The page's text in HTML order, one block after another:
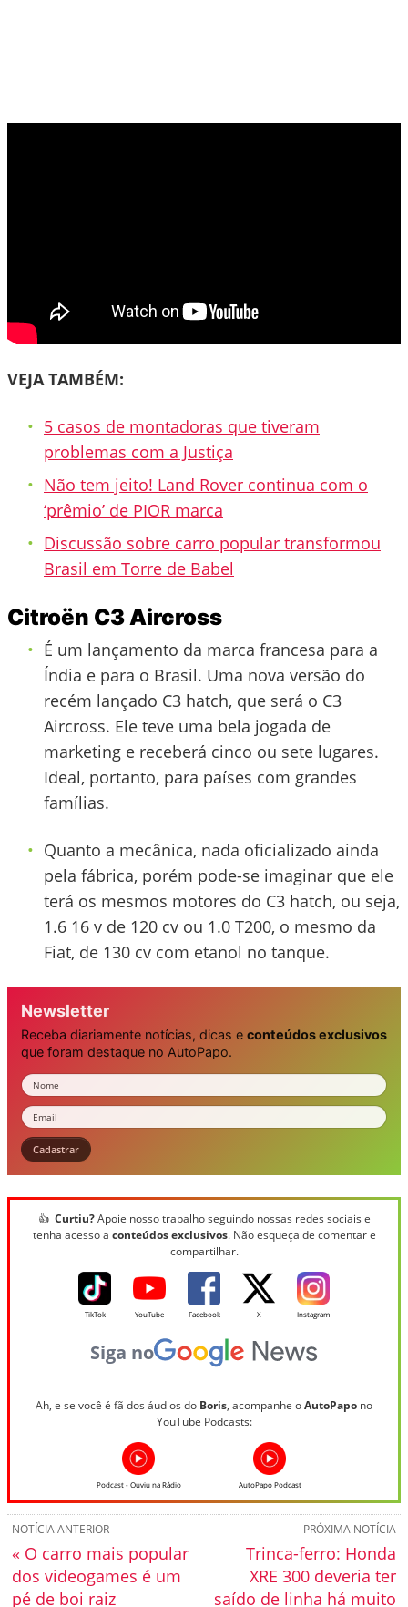
VEJA TAMBÉM:
5 casos de montadoras que tiveram
problemas com a Justiça
Não tem jeito! Land Rover continua com o
‘prêmio’ de PIOR marca
Discussão sobre carro popular transformou
Brasil em Torre de Babel
Citroën C3 Aircross
É um lançamento da marca francesa para a
Índia e para o Brasil. Uma nova versão do
recém lançado C3 hatch, que será o C3
Aircross. Ele teve uma bela jogada de
marketing e receberá cinco ou sete lugares.
Ideal, portanto, para países com grandes
famílias.
Quanto a mecânica, nada oficializado ainda
pela fábrica, porém pode-se imaginar que ele
terá os mesmos motores do C3 hatch, ou seja,
1.6 16 v de 120 cv ou 1.0 T200, o mesmo da
Fiat, de 130 cv com etanol no tanque.
Newsletter
Receba diariamente notícias, dicas e conteúdos exclusivos
que foram destaque no AutoPapo.
Nome
Email
Cadastrar
👍 Curtiu?Apoie nosso trabalho seguindo nossas redes sociais e
tenha acesso a conteúdos exclusivos. Não esqueça de comentar e
compartilhar.
TikTok YouTube Facebook X Instagram
Siga no
Ah, e se você é fã dos áudios do Boris, acompanhe oAutoPapo no
YouTube Podcasts:
Podcast - Ouviu na Rádio AutoPapo Podcast
PRÓXIMA NOTÍCIA
Trinca-ferro: Honda
XRE 300 deveria ter
saído de linha há muito
NOTÍCIA ANTERIOR
« O carro mais popular
dos videogames é um
pé de boi raiz